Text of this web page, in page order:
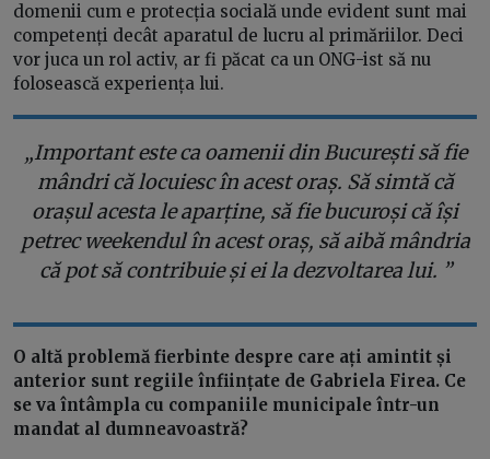
domenii cum e protecția socială unde evident sunt mai
competenți decât aparatul de lucru al primăriilor. Deci
vor juca un rol activ, ar fi păcat ca un ONG-ist să nu
folosească experiența lui.
„Important este ca oamenii din București să fie
mândri că locuiesc în acest oraș. Să simtă că
orașul acesta le aparține, să fie bucuroși că își
petrec weekendul în acest oraș, să aibă mândria
că pot să contribuie și ei la dezvoltarea lui. ”
O altă problemă fierbinte despre care ați amintit și
anterior sunt regiile înființate de Gabriela Firea. Ce
se va întâmpla cu companiile municipale într-un
mandat al dumneavoastră?